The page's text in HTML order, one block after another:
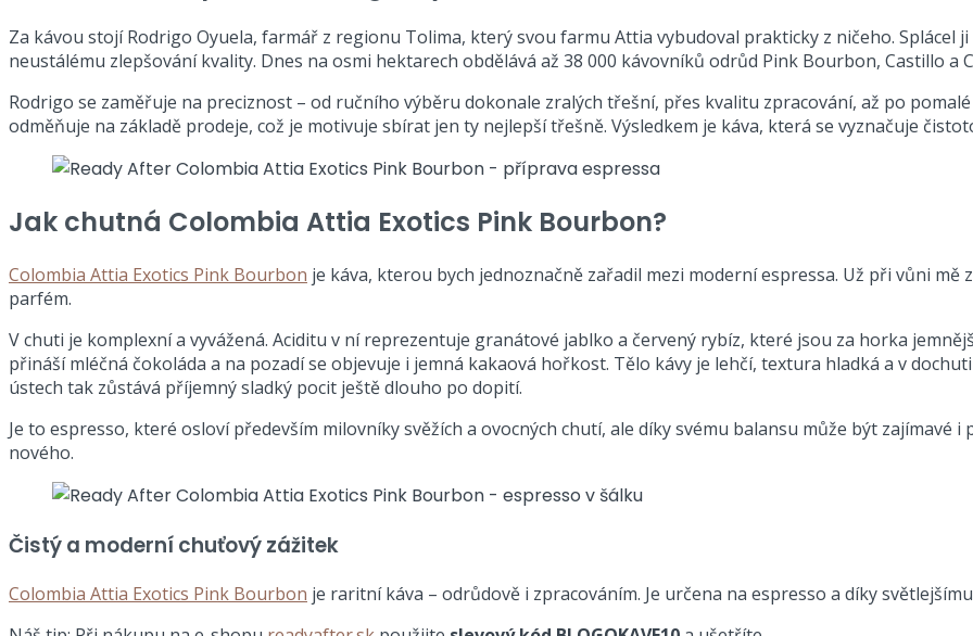
Za kávou stojí Rodrigo Oyuela, farmář z regionu Tolima, který svou farmu Attia vybudoval prakticky z ničeho. Splácel
neustálému zlepšování kvality. Dnes na osmi hektarech obdělává až 38 000 kávovníků odrůd Pink Bourbon, Castillo a
Rodrigo se zaměřuje na preciznost – od ručního výběru dokonale zralých třešní, přes kvalitu zpracování, až po
odměňuje na základě prodeje, což je motivuje sbírat jen ty nejlepší třešně. Výsledkem je káva, která se vyznačuje
Jak chutná Colombia Attia Exotics Pink Bourbon?
Colombia Attia Exotics Pink Bourbon je káva, kterou bych jednoznačně zařadil mezi moderní espressa. Už při vůni
parfém.
V chuti je komplexní a vyvážená. Aciditu v ní reprezentuje granátové jablko a červený rybíz, které jsou za horka
přináší mléčná čokoláda a na pozadí se objevuje i jemná kakaová hořkost. Tělo kávy je lehčí, textura hladká a v
ústech tak zůstává příjemný sladký pocit ještě dlouho po dopití.
Je to espresso, které osloví především milovníky svěžích a ovocných chutí, ale díky svému balansu může být
nového.
Čistý a moderní chuťový zážitek
Colombia Attia Exotics Pink Bourbon je raritní káva – odrůdově i zpracováním. Je určena na espresso a díky